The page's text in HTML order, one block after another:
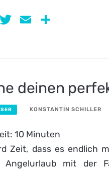
Facebook
Twitter
Email
deinen
KONSTANTIN SCHILLER
10 Minuten
Zeit, dass es endlich
Angelurlaub mit der